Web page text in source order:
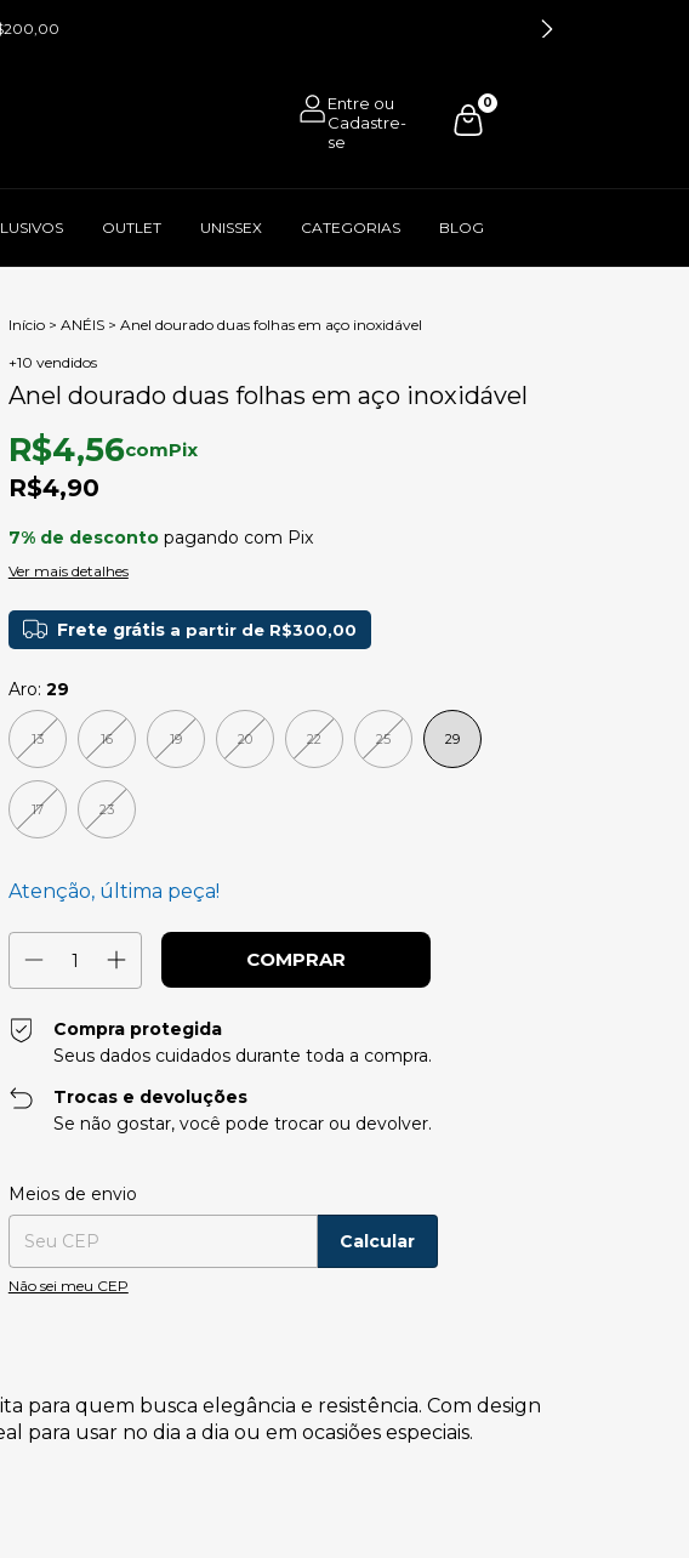
0
OUTLET UNISSEX CATEGORIAS BLOG
Início > ANÉIS > Anel dourado duas folhas em aço inoxidável
+10 vendidos
Anel dourado duas folhas em aço inoxidável
R$4,90
R$4,56comPix
7% de descontopagando com Pix
Ver mais detalhes
Frete grátis a partir de R$300,00
Aro: 29
13 16 19 20 22 25 29
17 23
Atenção, última peça!
Compra protegida
Seus dados cuidados durante toda a compra.
Trocas e devoluções
Se não gostar, você pode trocar ou devolver.
Entregas para o CEP:
Meios de envio
Calcular
Não sei meu CEP
para quem busca elegância e resistência. Com design
para usar no dia a dia ou em ocasiões especiais.